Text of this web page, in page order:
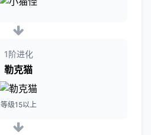
1阶进化
勒克猫
等级15以上